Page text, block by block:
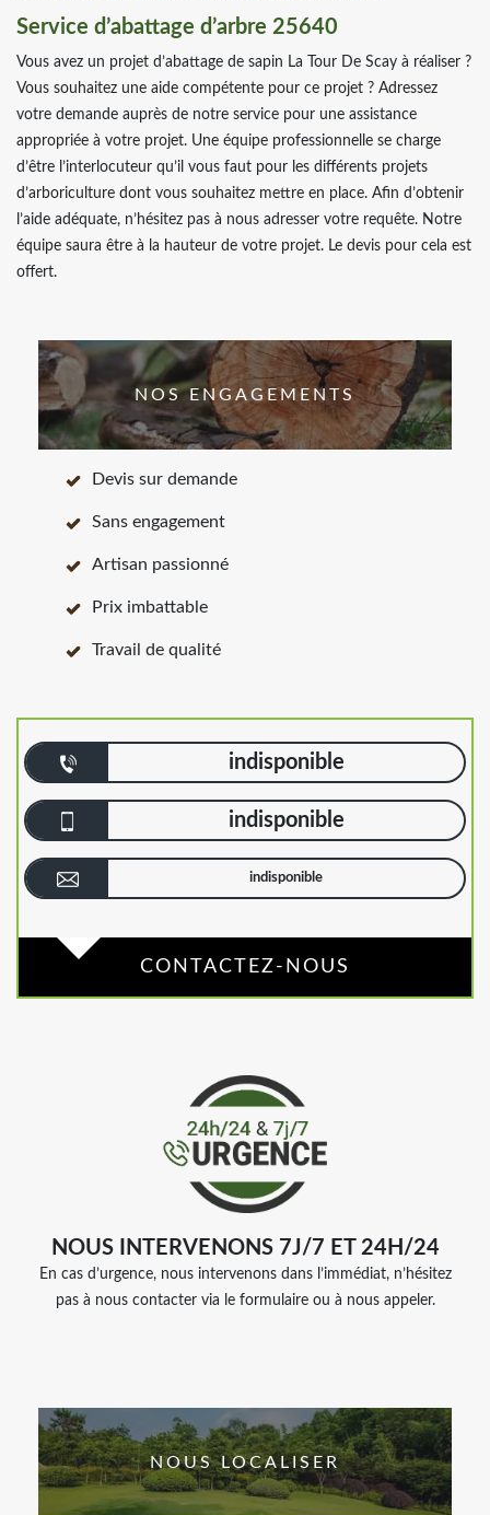
Service d’abattage d’arbre 25640
Vous avez un projet d’abattage de sapin La Tour De Scay à réaliser ?
Vous souhaitez une aide compétente pour ce projet ? Adressez
votre demande auprès de notre service pour une assistance
appropriée à votre projet. Une équipe professionnelle se charge
d’être l’interlocuteur qu’il vous faut pour les différents projets
d’arboriculture dont vous souhaitez mettre en place. Afin d’obtenir
l’aide adéquate, n’hésitez pas à nous adresser votre requête. Notre
équipe saura être à la hauteur de votre projet. Le devis pour cela est
offert.
NOS ENGAGEMENTS
Devis sur demande
Sans engagement
Artisan passionné
Prix imbattable
Travail de qualité
indisponible
indisponible
indisponible
CONTACTEZ-NOUS
NOUS INTERVENONS 7J/7 ET 24H/24
En cas d’urgence, nous intervenons dans l’immédiat, n’hésitez
pas à nous contacter via le formulaire ou à nous appeler.
NOUS LOCALISER